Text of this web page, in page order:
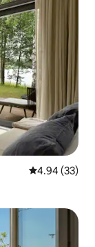
평점 4.94점(5
4.94 (33)